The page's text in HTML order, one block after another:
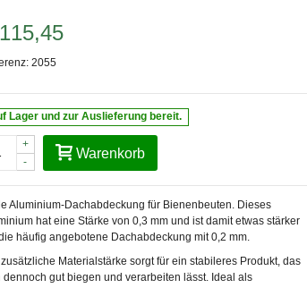
2055
Lager und zur Auslieferung bereit.
-
+
Warenkorb
Aluminium-Dachabdeckung für Bienenbeuten. Dieses
hat eine Stärke von 0,3 mm und ist damit etwas stärker
häufig angebotene Dachabdeckung mit 0,2 mm.
zusätzliche Materialstärke sorgt für ein stabileres Produkt, das
dennoch gut biegen und verarbeiten lässt. Ideal als